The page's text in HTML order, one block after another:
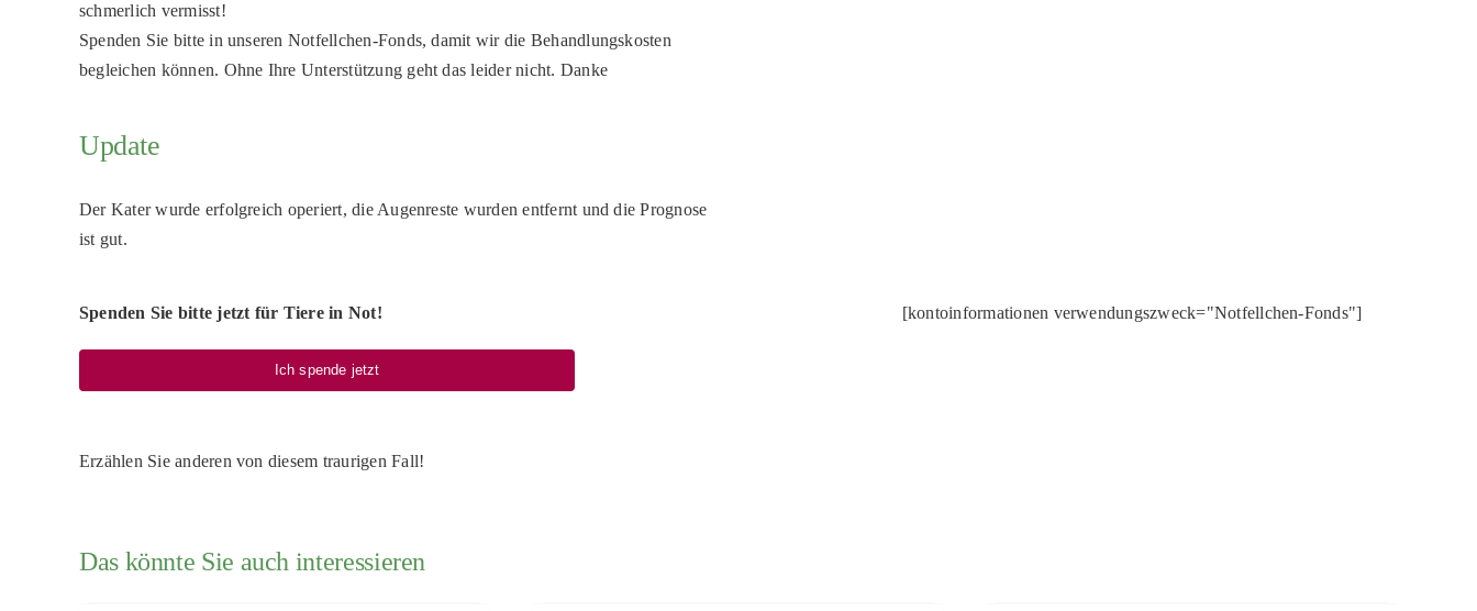
schmerlich vermisst!
Spenden Sie bitte in unseren Notfellchen-Fonds, damit wir die Behandlungskosten
begleichen können. Ohne Ihre Unterstützung geht das leider nicht. Danke
Update
Der Kater wurde erfolgreich operiert, die Augenreste wurden entfernt und die Prognose
ist gut.
Spenden Sie bitte jetzt für Tiere in Not!
Ich spende jetzt
[kontoinformationen verwendungszweck="Notfellchen-Fonds"]
Erzählen Sie anderen von diesem traurigen Fall!
Das könnte Sie auch interessieren